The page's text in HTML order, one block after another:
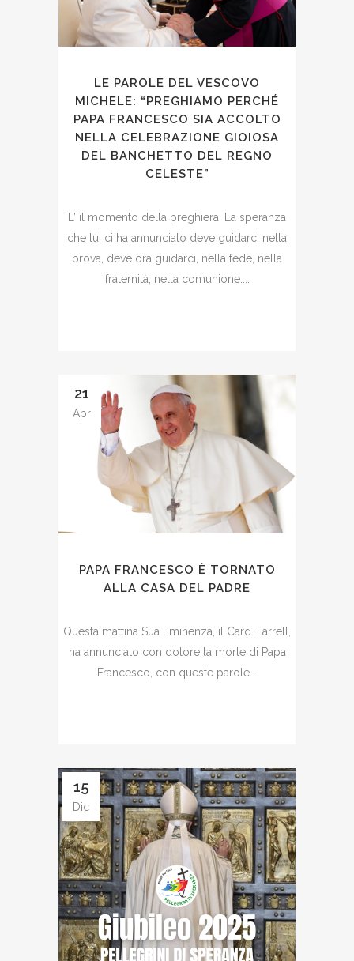
LE PAROLE DEL VESCOVO
MICHELE: “PREGHIAMO PERCHÉ
PAPA FRANCESCO SIA ACCOLTO
NELLA CELEBRAZIONE GIOIOSA
DEL BANCHETTO DEL REGNO
CELESTE”
E’ il momento della preghiera. La speranza
che lui ci ha annunciato deve guidarci nella
prova, deve ora guidarci, nella fede, nella
fraternità, nella comunione....
21
Apr
PAPA FRANCESCO È TORNATO
ALLA CASA DEL PADRE
Questa mattina Sua Eminenza, il Card. Farrell,
ha annunciato con dolore la morte di Papa
Francesco, con queste parole...
15
Dic